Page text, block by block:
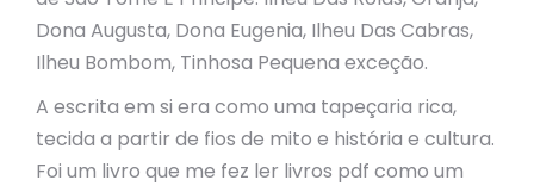
Dona Augusta, Dona Eugenia, Ilheu Das Cabras,
Ilheu Bombom, Tinhosa Pequena exceção.
A escrita em si era como uma tapeçaria rica,
tecida a partir de fios de mito e história e cultura.
Foi um livro que me fez ler livros pdf como um